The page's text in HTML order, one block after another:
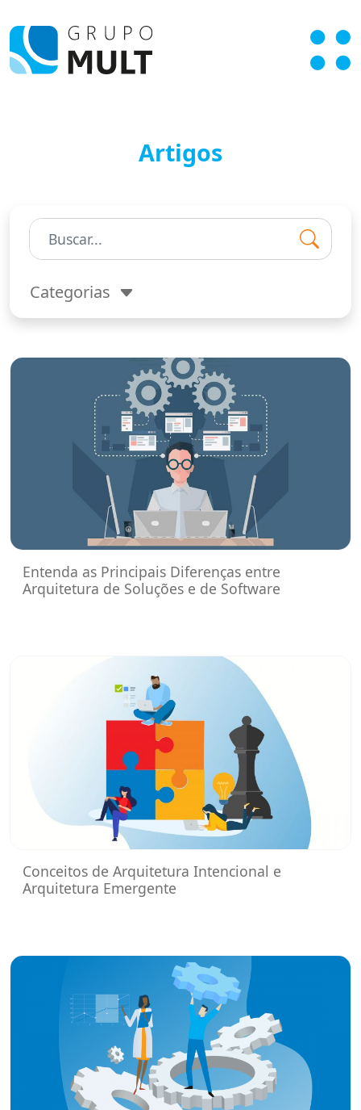
Artigos
Categorias
Pesquisar:
Entenda as Principais Diferenças entre
Arquitetura de Soluções e de Software
Conceitos de Arquitetura Intencional e
Arquitetura Emergente